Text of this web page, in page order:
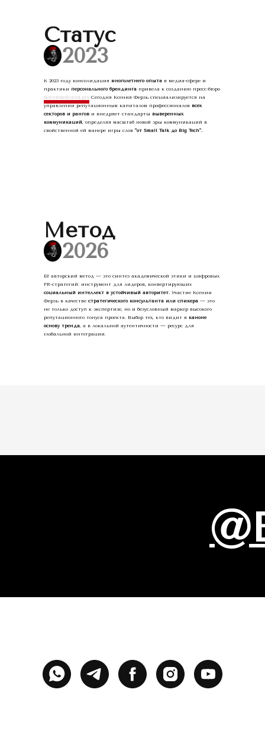
Статус
☰2023
К 2023 году консолидация многолетнего опыта в медиа-сфере и
практики персонального брендинга привела к созданию пресс-бюро
BorntobeBrand.pro Сегодня Ксения Ферзь специализируется на
управлении репутационным капиталом профессионалов всех
секторов и рангов и внедряет стандарты выверенных
коммуникаций , определяя масштаб новой эры коммуникаций в
свойственной ей манере игры слов "от Small Talk до Big Tech".
Метод
☰2026
Её авторский метод — это синтез академической этики и цифровых
PR-стратегий: инструмент для лидеров, конвертирующих
социальный интеллект в устойчивый авторитет. Участие Ксении
Ферзь в качестве стратегического консультанта или спикера — это
не только доступ к экспертизе, но и безусловный маркер высокого
репутационного тонуса проекта. Выбор тех, кто видит в каноне
основу тренда , а в локальной аутентичности — ресурс для
глобальной интеграции.